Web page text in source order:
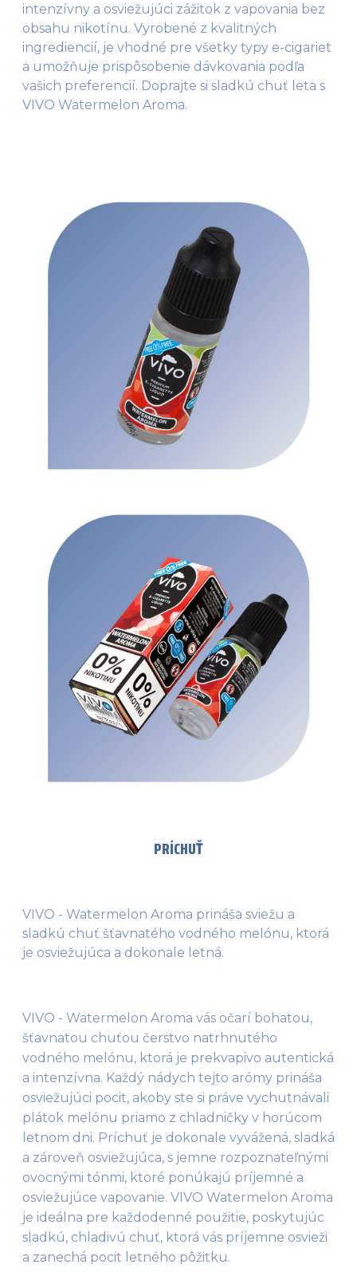
intenzívny a osviežujúci zážitok z vapovania bez
obsahu nikotínu. Vyrobené z kvalitných
ingrediencií, je vhodné pre všetky typy e-cigariet
a umožňuje prispôsobenie dávkovania podľa
vašich preferencií. Doprajte si sladkú chuť leta s
VIVO Watermelon Aroma.
PRÍCHUŤ
VIVO - Watermelon Aroma prináša sviežu a
sladkú chuť šťavnatého vodného melónu, ktorá
je osviežujúca a dokonale letná.
VIVO - Watermelon Aroma vás očarí bohatou,
šťavnatou chuťou čerstvo natrhnutého
vodného melónu, ktorá je prekvapivo autentická
a intenzívna. Každý nádych tejto arómy prináša
osviežujúci pocit, akoby ste si práve vychutnávali
plátok melónu priamo z chladničky v horúcom
letnom dni. Príchuť je dokonale vyvážená, sladká
a zároveň osviežujúca, s jemne rozpoznateľnými
ovocnými tónmi, ktoré ponúkajú príjemné a
osviežujúce vapovanie. VIVO Watermelon Aroma
je ideálna pre každodenné použitie, poskytujúc
sladkú, chladivú chuť, ktorá vás príjemne osvieži
a zanechá pocit letného pôžitku.